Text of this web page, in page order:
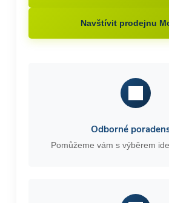
Navštívit prodejnu
Odborné
Pomůžeme vám s výběrem